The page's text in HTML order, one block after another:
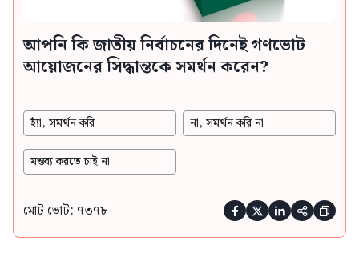
আপনি কি জাতীয় নির্বাচনের দিনেই গণভোট
আয়োজনের সিদ্ধান্তকে সমর্থন করেন?
হ্যাঁ, সমর্থন করি না, সমর্থন করি না
মন্তব্য করতে চাই না
মোট ভোট: ৭৩৭৮     